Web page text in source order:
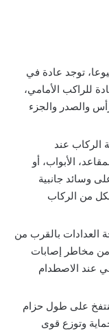
توجد عادة في
للراكب الأمامي،
والصدر والجزء
الركاب عند
الأبواب، أو
وسائد جانبية
من الركاب
العدادات بالقرب من
من مخاطر إصابات
عند الاصطدام
على طول حزام
وتوزع قوى